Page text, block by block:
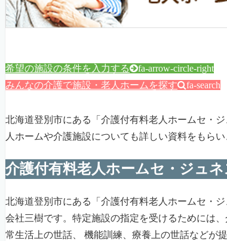
希望の施設の条件を入力する fa-arrow-circle-right
みんなの介護で施設・老人ホームを探す fa-search
北海道登別市にある「介護付有料老人ホームセ・
人ホームや介護施設についても詳しい資料をもら
介護付有料老人ホームセ・ジュ
北海道登別市にある「介護付有料老人ホームセ・
会社三樹です。特定施設の指定を受けるためには
常生活上の世話、 機能訓練、療養上の世話などが